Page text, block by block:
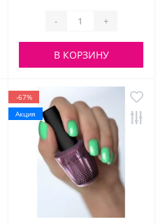
- +
В КОРЗИНУ
-67%
Акция